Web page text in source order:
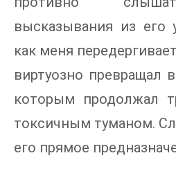
высказывания из его
как меня
виртуозно превращал
которым продолжал
токсичным туманом.
его прямое